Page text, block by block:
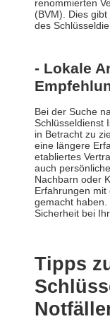
renommierten
(BVM). Dies
des
- Lokale
Bei der Suche
Schlüsseldienst
in Betracht zu
eine längere
etabliertes
auch
Nachbarn oder
Erfahrungen mit
gemacht
Sicherheit bei
Tipps